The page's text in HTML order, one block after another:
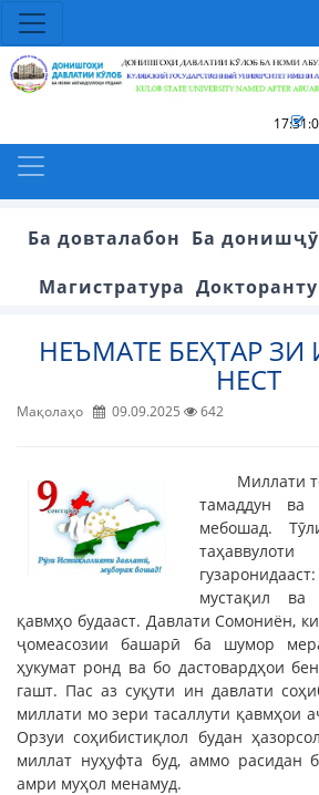
Ба довталабон Ба
Магистратура
НЕЪМАТЕ БЕҲТАР
НЕСТ
Мақолаҳо 09.09.2025 642
Миллати
тамаддун ва
мебошад.
мустақил ва
қавмҳо будааст. Давлати Сомониён,
ҷомеасозии башарӣ ба шумор
ҳукумат ронд ва бо дастовардҳои
гашт. Пас аз суқути ин давлати
миллати мо зери тасаллути қавмҳои
Орзуи соҳибистиқлол будан
миллат нуҳуфта буд, аммо расидан
амри муҳол менамуд.